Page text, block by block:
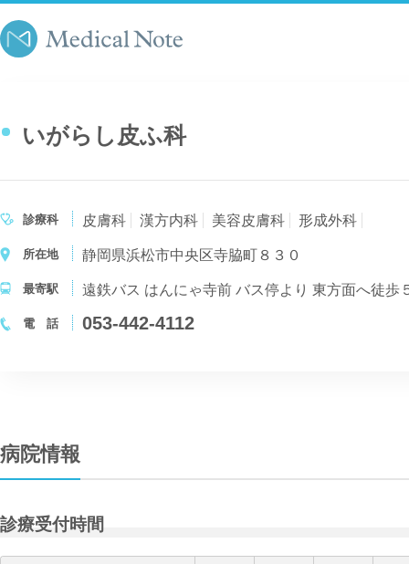
いがらし皮ふ科
診療科 皮膚科 漢方内科 美容皮膚科 形成外科
所在地 静岡県浜松市中央区寺脇町８３０
最寄駅 遠鉄バス はんにゃ寺前 バス停より 東方面へ徒歩
電 話 053-442-4112
病院情報
診療受付時間